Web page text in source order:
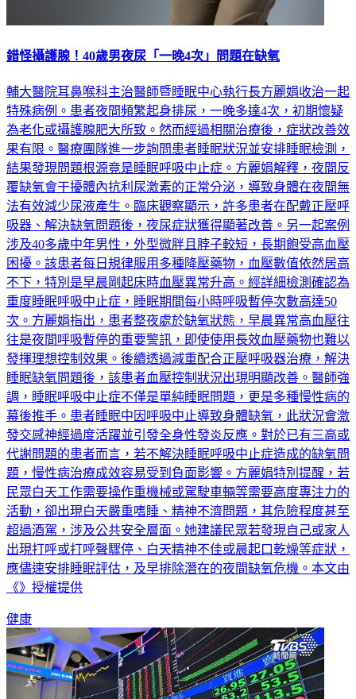
錯怪攝護腺！40歲男夜尿「一晚4次」問題在缺氧
輔大醫院耳鼻喉科主治醫師暨睡眠中心執行長方麗娟收治一起
特殊病例。患者夜間頻繁起身排尿，一晚多達4次，初期懷疑
為老化或攝護腺肥大所致。然而經過相關治療後，症狀改善效
果有限。醫療團隊進一步詢問患者睡眠狀況並安排睡眠檢測，
結果發現問題根源竟是睡眠呼吸中止症。方麗娟解釋，夜間反
覆缺氧會干擾體內抗利尿激素的正常分泌，導致身體在夜間無
法有效減少尿液產生。臨床觀察顯示，許多患者在配戴正壓呼
吸器、解決缺氧問題後，夜尿症狀獲得顯著改善。另一起案例
涉及40多歲中年男性，外型微胖且脖子較短，長期飽受高血壓
困擾。該患者每日規律服用多種降壓藥物，血壓數值依然居高
不下，特別是早晨剛起床時血壓異常升高。經詳細檢測確認為
重度睡眠呼吸中止症，睡眠期間每小時呼吸暫停次數高達50
次。方麗娟指出，患者整夜處於缺氧狀態，早晨異常高血壓往
往是夜間呼吸暫停的重要警訊，即使使用長效血壓藥物也難以
發揮理想控制效果。後續透過減重配合正壓呼吸器治療，解決
睡眠缺氧問題後，該患者血壓控制狀況出現明顯改善。醫師強
調，睡眠呼吸中止症不僅是單純睡眠問題，更是多種慢性病的
幕後推手。患者睡眠中因呼吸中止導致身體缺氧，此狀況會激
發交感神經過度活躍並引發全身性發炎反應。對於已有三高或
代謝問題的患者而言，若不解決睡眠呼吸中止症造成的缺氧問
題，慢性病治療成效容易受到負面影響。方麗娟特別提醒，若
民眾白天工作需要操作重機械或駕駛車輛等需要高度專注力的
活動，卻出現白天嚴重嗜睡、精神不濟問題，其危險程度甚至
超過酒駕，涉及公共安全層面。她建議民眾若發現自己或家人
出現打呼或打呼聲驟停、白天精神不佳或晨起口乾燥等症狀，
應儘速安排睡眠評估，及早排除潛在的夜間缺氧危機。本文由
《》授權提供
健康